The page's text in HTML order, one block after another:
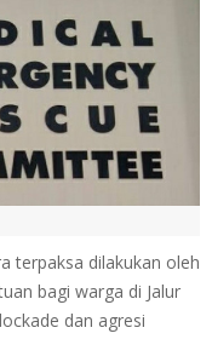
terpaksa dilakukan oleh
bagi warga di Jalur
dan agresi